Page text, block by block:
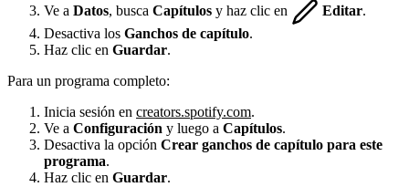
Ve a Datos, busca Capítulos y haz clic en Editar.
Desactiva los Ganchos de capítulo.
Haz clic en Guardar.
Para un programa completo:
Inicia sesión en creators.spotify.com.
Ve a Configuración y luego a Capítulos.
Desactiva la opción Crear ganchos de capítulo para este
programa.
Haz clic en Guardar.